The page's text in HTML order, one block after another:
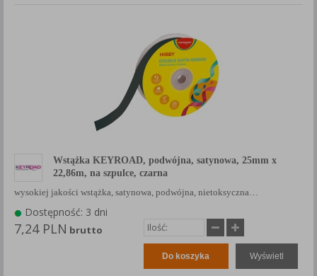
Wstążka KEYROAD, podwójna, satynowa, 25mm x
22,86m, na szpulce, czarna
wysokiej jakości wstążka, satynowa, podwójna, nietoksyczna…
Dostępność: 3 dni
7,24 PLN brutto
Do koszyka Wyświetl